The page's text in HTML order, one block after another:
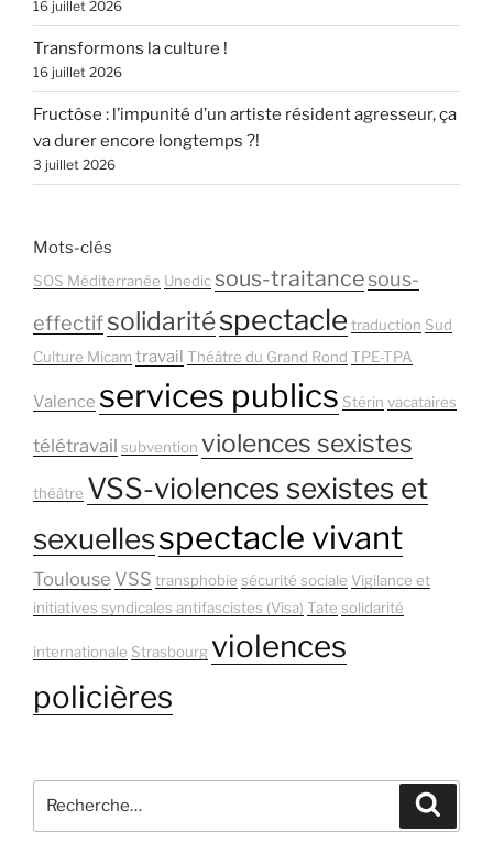
16 juillet 2026
Transformons la culture !
16 juillet 2026
Fructôse : l’impunité d’un artiste résident agresseur, ça
va durer encore longtemps ?!
3 juillet 2026
Mots-clés
SOS Méditerranée Unedicsous-traitancesous-
effectifsolidaritéspectacle traduction Sud
Culture Micam travail Théâtre du Grand Rond TPE-TPA
Valence services publics Stérin vacataires
télétravail subvention violences sexistes
théâtre VSS-violences sexistes et
sexuellesspectacle vivant
Toulouse VSS transphobie sécurité sociale Vigilance et
initiatives syndicales antifascistes (Visa) Tate solidarité
internationale Strasbourgviolences
policières
pour